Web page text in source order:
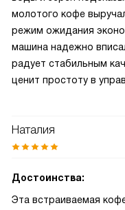
молотого кофе
режим ожидания
машина надежно
радует стабильным
ценит простоту в
Наталия
Достоинства:
Эта встраиваемая